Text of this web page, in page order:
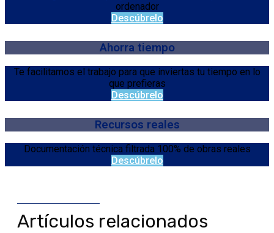
ordenador
Descúbrelo
Ahorra tiempo
Te facilitamos el trabajo para que inviertas tu tiempo en lo
que prefieras
Descúbrelo
Recursos reales
Documentación técnica filtrada 100% de obras reales
Descúbrelo
Artículos relacionados